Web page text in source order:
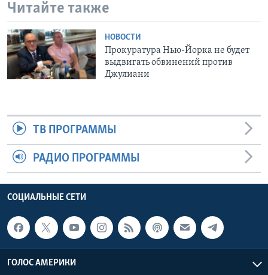
Читайте также
НОВОСТИ
Прокуратура Нью-Йорка не будет
выдвигать обвинений против
Джулиани
ТВ ПРОГРАММЫ
РАДИО ПРОГРАММЫ
СОЦИАЛЬНЫЕ СЕТИ
ГОЛОС АМЕРИКИ